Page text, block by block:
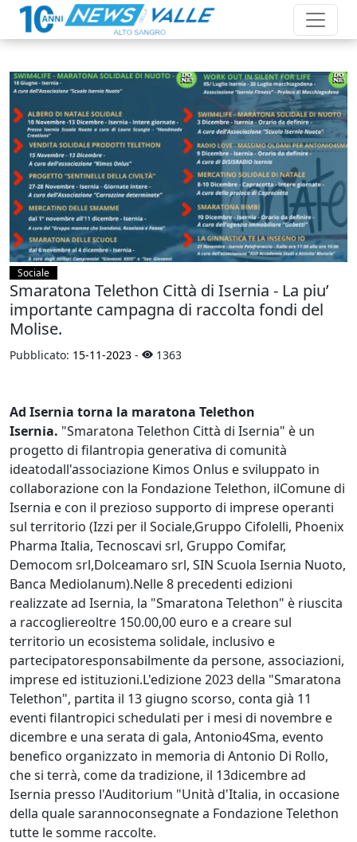
Sociale
Smaratona Telethon Città di Isernia - La piu’
importante campagna di raccolta fondi del
Molise.
Pubblicato: 15-11-2023 - 1363
Ad Isernia torna la maratona Telethon
Isernia. "Smaratona Telethon Città di Isernia" è un
progetto di filantropia generativa di comunità
ideatodall'associazione Kimos Onlus e sviluppato in
collaborazione con la Fondazione Telethon, ilComune di
Isernia e con il prezioso supporto di imprese operanti
sul territorio (Izzi per il Sociale,Gruppo Cifolelli, Phoenix
Pharma Italia, Tecnoscavi srl, Gruppo Comifar,
Democom srl,Dolceamaro srl, SIN Scuola Isernia Nuoto,
Banca Mediolanum).Nelle 8 precedenti edizioni
realizzate ad Isernia, la "Smaratona Telethon" è riuscita
a raccogliereoltre 150.00,00 euro e a creare sul
territorio un ecosistema solidale, inclusivo e
partecipatoresponsabilmente da persone, associazioni,
imprese ed istituzioni.L'edizione 2023 della "Smaratona
Telethon", partita il 13 giugno scorso, conta già 11
eventi filantropici schedulati per i mesi di novembre e
dicembre e una serata di gala, Antonio4Sma, evento
benefico organizzato in memoria di Antonio Di Rollo,
che si terrà, come da tradizione, il 13dicembre ad
Isernia presso l'Auditorium "Unità d'Italia, in occasione
della quale sarannoconsegnate a Fondazione Telethon
tutte le somme raccolte.